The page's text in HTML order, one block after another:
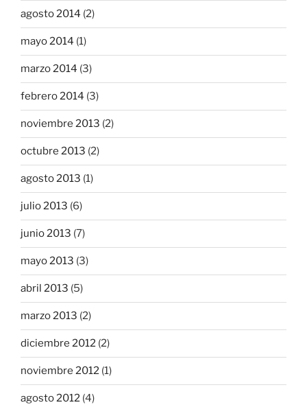
agosto 2014 (2)
mayo 2014 (1)
marzo 2014 (3)
febrero 2014 (3)
noviembre 2013 (2)
octubre 2013 (2)
agosto 2013 (1)
julio 2013 (6)
junio 2013 (7)
mayo 2013 (3)
abril 2013 (5)
marzo 2013 (2)
diciembre 2012 (2)
noviembre 2012 (1)
agosto 2012 (4)